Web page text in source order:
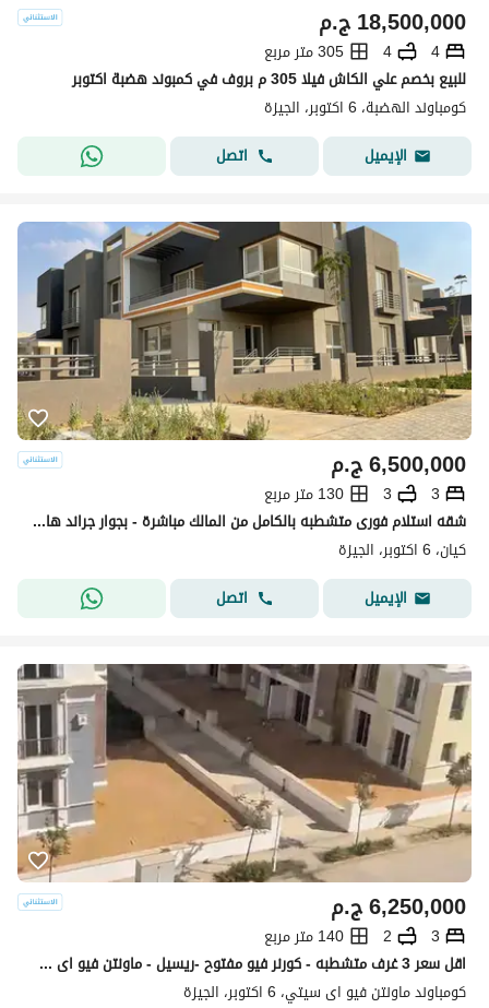
ج.م18,500,000
4
4
305 متر مربع
للبيع بخصم علي الكاش فيلا 305 م بروف في كمبوند هضبة اكتوبر
كومباوند الهضبة، 6 اكتوبر، الجيزة
الإيميل
اتصل
ج.م6,500,000
3
3
130 متر مربع
شقه استلام فورى متشطبه بالكامل من المالك مباشرة - بجوار جراند هايتس
كيان، 6 اكتوبر، الجيزة
الإيميل
اتصل
ج.م6,250,000
3
2
140 متر مربع
اقل سعر 3 غرف متشطبه - كورنر فيو مفتوح -ريسيل - ماونتن فيو اى سيتى اكتوبر
كومباوند ماونتن فيو اى سيتي، 6 اكتوبر، الجيزة